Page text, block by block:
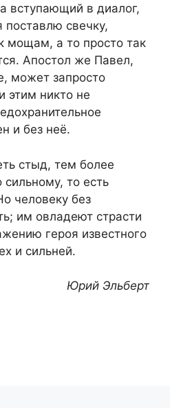
вступающий в диалог,
поставлю свечку,
мощам, а то просто так
Апостол же Павел,
может запросто
этим никто не
и без неё.
стыд, тем более
то есть
человеку без
им овладеют страсти
героя известного
и сильней.
Юрий Эльберт